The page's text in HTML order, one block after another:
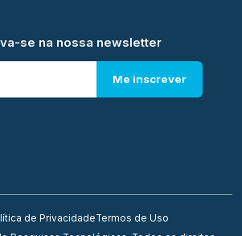
se na nossa newsletter
Me inscrever
de PrivacidadeTermos de Uso